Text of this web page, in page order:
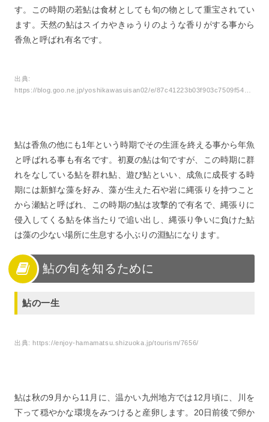
す。この時期の若鮎は食材としても旬の物として重宝されてい
ます。天然の鮎はスイカやきゅうりのような香りがする事から
香魚と呼ばれ有名です。
出典:
https://blog.goo.ne.jp/yoshikawasuisan02/e/87c41223b03f903c7509f54007d687ef
鮎は香魚の他にも1年という時期でその生涯を終える事から年魚
と呼ばれる事も有名です。初夏の鮎は旬ですが、この時期に群
れをなしている鮎を群れ鮎、遊び鮎といい、成魚に成長する時
期には新鮮な藻を好み、藻が生えた石や岩に縄張りを持つこと
から瀬鮎と呼ばれ、この時期の鮎は攻撃的で有名で、縄張りに
侵入してくる鮎を体当たりで追い出し、縄張り争いに負けた鮎
は藻の少ない場所に生息する小ぶりの淵鮎になります。
鮎の旬を知るために
鮎の一生
出典:https://enjoy-hamamatsu.shizuoka.jp/tourism/7656/
鮎は秋の9月から11月に、温かい九州地方では12月頃に、川を
下って穏やかな環境をみつけると産卵します。20日前後で卵か